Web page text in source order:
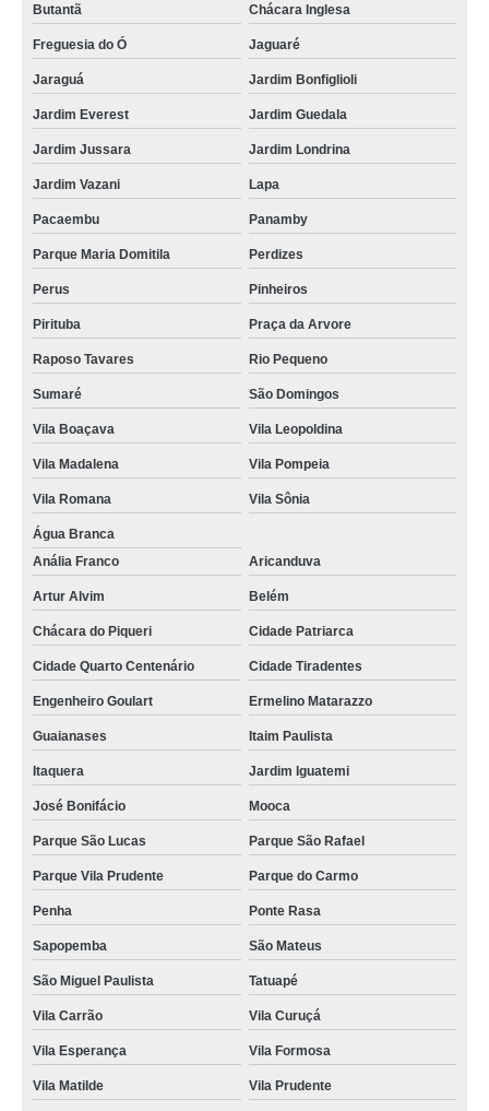
Butantã Chácara Inglesa
Freguesia do Ó Jaguaré
Jaraguá Jardim Bonfiglioli
Jardim Everest Jardim Guedala
Jardim Jussara Jardim Londrina
Jardim Vazani Lapa
Pacaembu Panamby
Parque Maria Domitila Perdizes
Perus Pinheiros
Pirituba Praça da Arvore
Raposo Tavares Rio Pequeno
Sumaré São Domingos
Vila Boaçava Vila Leopoldina
Vila Madalena Vila Pompeia
Vila Romana Vila Sônia
Água Branca
Anália Franco
Aricanduva
Artur Alvim Belém
Chácara do Piqueri Cidade Patriarca
Cidade Quarto Centenário Cidade Tiradentes
Engenheiro Goulart Ermelino Matarazzo
Guaianases Itaim Paulista
Itaquera Jardim Iguatemi
José Bonifácio Mooca
Parque São Lucas Parque São Rafael
Parque Vila Prudente Parque do Carmo
Penha Ponte Rasa
Sapopemba São Mateus
São Miguel Paulista Tatuapé
Vila Carrão Vila Curuçá
Vila Esperança Vila Formosa
Vila Matilde Vila Prudente